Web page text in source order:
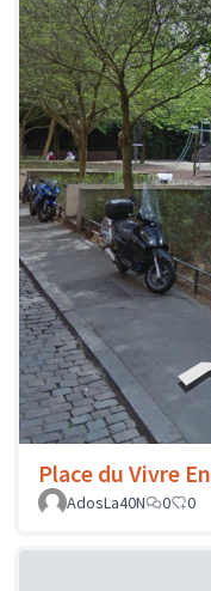
Place du Vivre
AdosLa40N 0 0